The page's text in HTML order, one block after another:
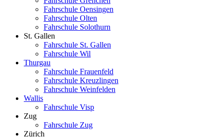
Fahrschule Oensingen
Fahrschule Olten
Fahrschule Solothurn
St. Gallen
Fahrschule St. Gallen
Fahrschule Wil
Thurgau
Fahrschule Frauenfeld
Fahrschule Kreuzlingen
Fahrschule Weinfelden
Wallis
Fahrschule Visp
Zug
Fahrschule Zug
Zürich